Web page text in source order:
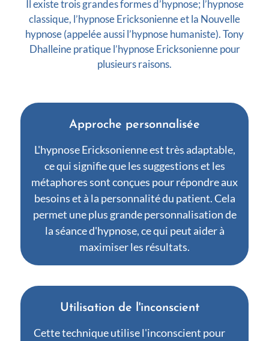
Il existe trois grandes formes d’hypnose; l’hypnose
classique, l’hypnose Ericksonienne et la Nouvelle
hypnose (appelée aussi l’hypnose humaniste). Tony
Dhalleine pratique l’hypnose Ericksonienne pour
plusieurs raisons.
Approche personnalisée
L'hypnose Ericksonienne est très adaptable,
ce qui signifie que les suggestions et les
métaphores sont conçues pour répondre aux
besoins et à la personnalité du patient. Cela
permet une plus grande personnalisation de
la séance d'hypnose, ce qui peut aider à
maximiser les résultats.
Utilisation de l'inconscient
Cette technique utilise l'inconscient pour